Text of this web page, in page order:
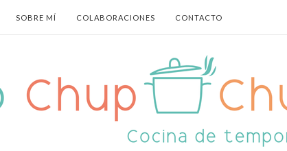
SOBRE MÍ COLABORACIONES CONTACTO